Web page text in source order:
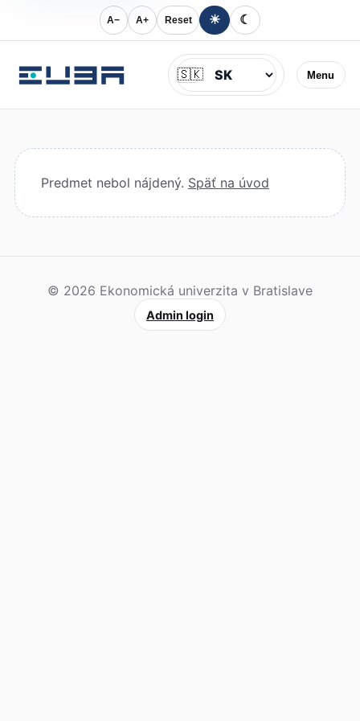
A− A+ Reset ☀ ☾
Menu
Jazyk
🇸🇰
Predmet nebol nájdený. Späť na úvod
© 2026 Ekonomická univerzita v Bratislave
Admin login